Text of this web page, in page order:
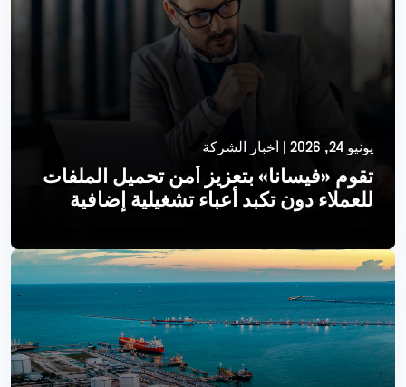
يونيو 24, 2026 | أخبار الشركة
تقوم «فيسانا» بتعزيز أمن تحميل الملفات
للعملاء دون تكبد أعباء تشغيلية إضافية
اقرأ أكثر